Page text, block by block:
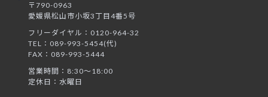
〒790-0963
愛媛県松山市小坂3丁目4番5号
フリーダイヤル：0120-964-32
TEL：089-993-5454(代)
FAX：089-993-5444
営業時間：8:30〜18:00
定休日：水曜日